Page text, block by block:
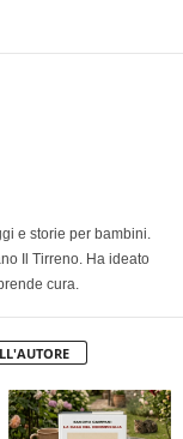
e storie per bambini.
Il Tirreno. Ha ideato
cura.